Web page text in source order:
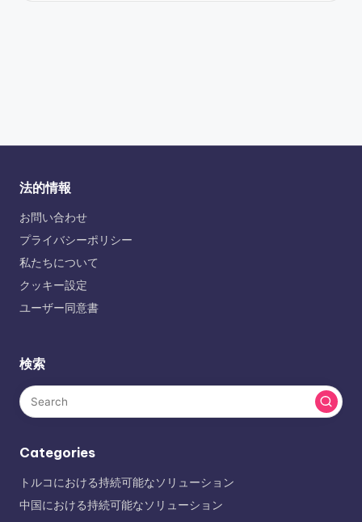
法的情報
お問い合わせ
プライバシーポリシー
私たちについて
クッキー設定
ユーザー同意書
検索
Categories
トルコにおける持続可能なソリューション
中国における持続可能なソリューション